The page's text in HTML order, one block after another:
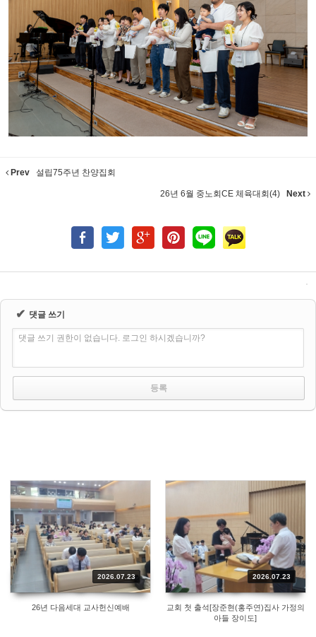
Prev 설립75주년 찬양집회
26년 6월 중노회CE 체육대회(4) Next
✔ 댓글 쓰기
댓글 쓰기 권한이 없습니다. 로그인 하시겠습니까?
2026.07.23
26년 다음세대 교사헌신예배
2026.07.23
교회 첫 출석[장준현(홍주연)집사 가정의
아들 장이도]